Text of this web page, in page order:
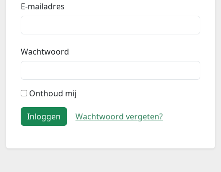
E-mailadres
Wachtwoord
Onthoud mij
Inloggen Wachtwoord vergeten?